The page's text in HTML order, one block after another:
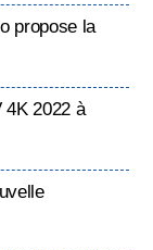
propose la
4K 2022 à